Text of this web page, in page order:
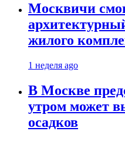
Москвичи
жилого
1 неделя ago
В Москве
утром может
осадков